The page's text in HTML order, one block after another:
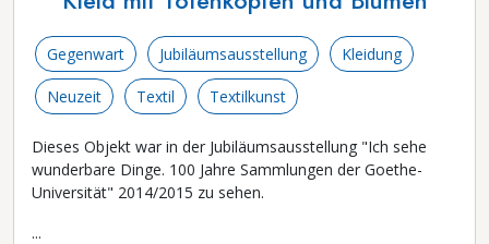
Gegenwart Jubiläumsausstellung Kleidung
Neuzeit Textil Textilkunst
Dieses Objekt war in der Jubiläumsausstellung "Ich sehe
wunderbare Dinge. 100 Jahre Sammlungen der Goethe-
Universität" 2014/2015 zu sehen.
...